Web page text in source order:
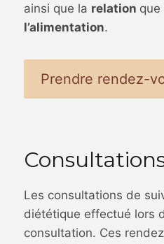
ainsi que la relation que
l’alimentation.
Prendre rendez-
Les consultations de
diététique effectué lors
consultation. Ces